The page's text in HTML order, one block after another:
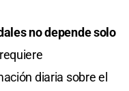
no depende solo
diaria sobre el